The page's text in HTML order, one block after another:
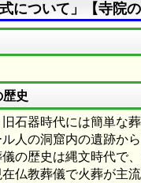
について」【寺院
史
石器時代には簡単な
人の洞窟内の遺跡か
の歴史は縄文時代で
仏教葬儀で火葬が主